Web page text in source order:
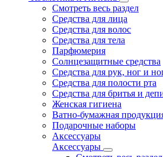
Смотреть весь раздел
Средства для лица
Средства для волос
Средства для тела
Парфюмерия
Солнцезащитные средства
Средства для рук, ног и
Средства для полости рта
Средства для бритья и
Женская гигиена
Ватно-бумажная
Подарочные наборы
Аксессуары
Аксессуары